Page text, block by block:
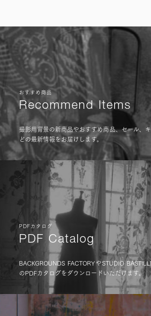
おすすめ商品
Recommend Items
撮影用背景の新商品やおすすめ商品、セール、
どの最新情報をお届けします。
PDFカタログ
PDF Catalog
BACKGROUNDS FACTORYやSTUDIO
のPDFカタログをダウンロードいただけます。